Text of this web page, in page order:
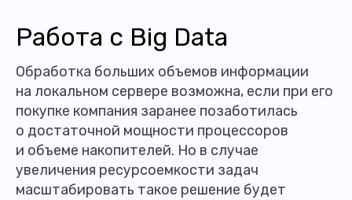
Работа с Big Data
Обработка больших объемов информации
на локальном сервере возможна, если при его
покупке компания заранее позаботилась
о достаточной мощности процессоров
и объеме накопителей. Но в случае
увеличения ресурсоемкости задач
масштабировать такое решение будет